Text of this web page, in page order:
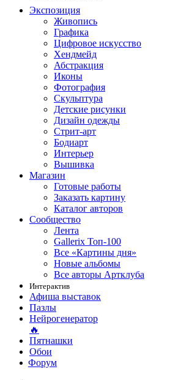
Экспозиция
Живопись
Графика
Цифровое искусство
Хендмейд
Абстракция
Иконы
Фотография
Скульптура
Детские рисунки
Дизайн одежды
Стрит-арт
Бодиарт
Интерьер
Вышивка
Магазин
Готовые работы
Заказать картину
Каталог авторов
Сообщество
Лента
Gallerix Топ-100
Все «Картины дня»
Новые альбомы
Все авторы Артклуба
Интерактив
Афиша выставок
Пазлы
Нейрогенератор
🔥
Пятнашки
Обои
Форум